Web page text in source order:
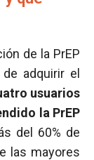
de la PrEP
adquirir el
usuarios
la PrEP
del 60% de
las mayores